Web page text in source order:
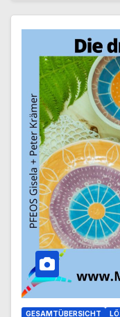
GESAMTÜBERSICHT